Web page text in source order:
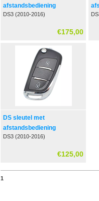
afstandsbediening
DS3 (2010-2016)
€175,00
DS sleutel met
afstandsbediening
DS3 (2010-2016)
€125,00
1